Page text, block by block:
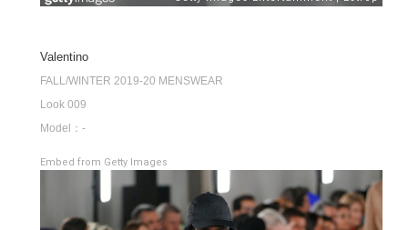
Valentino
FALL/WINTER 2019-20 MENSWEAR
Look 009
Model：-
Embed from Getty Images